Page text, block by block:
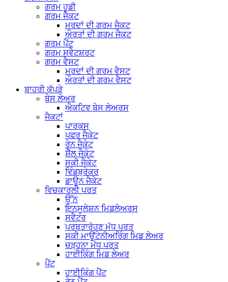
ਗਰਮ ਹੂਡੀ
ਗਰਮ ਜੈਕਟ
ਮਰਦਾਂ ਦੀ ਗਰਮ ਜੈਕਟ
ਔਰਤਾਂ ਦੀ ਗਰਮ ਜੈਕਟ
ਗਰਮ ਪੈਂਟ
ਗਰਮ ਸਵੈਟਸ਼ਰਟ
ਗਰਮ ਵੈਸਟ
ਮਰਦਾਂ ਦੀ ਗਰਮ ਵੈਸਟ
ਔਰਤਾਂ ਦੀ ਗਰਮ ਵੈਸਟ
ਬਾਹਰੀ ਕੱਪੜੇ
ਬੇਸ ਲੇਅਰ
ਐਕਟਿਵ ਬੇਸ ਲੇਅਰਸ
ਜੈਕਟਾਂ
ਪਾਰਕਸ
ਪਫਰ ਜੈਕੇਟ
ਰੇਨ ਜੈਕੇਟ
ਸ਼ੈੱਲ ਜੈਕੇਟ
ਸਕੀ ਜੈਕੇਟ
ਵਿੰਡਬ੍ਰੇਕਰ
ਡਾਊਨ ਜੈਕੇਟ
ਵਿਚਕਾਰਲੀ ਪਰਤ
ਉੱਨ
ਇਨਸੂਲੇਸ਼ਨ ਮਿਡਲੇਅਰਸ
ਸਵੈਟਰ
ਪਰਬਤਾਰੋਹਣ ਮੱਧ ਪਰਤ
ਸਕੀ ਮਾਊਂਟੇਨੀਅਰਿੰਗ ਮਿਡ ਲੇਅਰ
ਚੜ੍ਹਨਾ ਮੱਧ ਪਰਤ
ਹਾਈਕਿੰਗ ਮਿਡ ਲੇਅਰ
ਪੈਂਟ
ਹਾਈਕਿੰਗ ਪੈਂਟ